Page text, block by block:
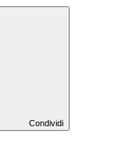
Condividi